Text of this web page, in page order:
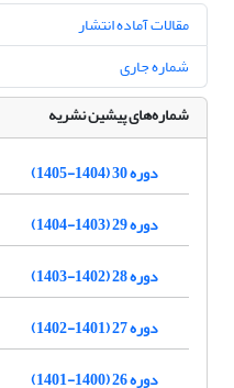
مقالات آماده انتشار
شماره جاری
شماره‌های پیشین نشریه
دوره 30 (1404-1405)
دوره 29 (1403-1404)
دوره 28 (1402-1403)
دوره 27 (1401-1402)
دوره 26 (1400-1401)